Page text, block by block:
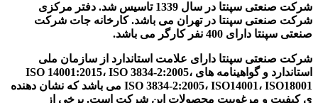
شرکت صنعتی سپنتا در سال 1339 تاسیس شد. دفتر مرکزی
شرکت صنعتی سپنتا در تهران می باشد. کارخانه جات شرکت
صنعتی سپنتا دارای 400 نفر کارگر می باشد.
شرکت صنعتی سپنتا دارای علامت استاندارد از سازمان ملی
استاندارد و گواهینامه های ISO 14001:2015، ISO 3834-2:2005،
ISO 3834-2:2005، ISO14001، ISO18001 می باشد که نشان دهنده
ی کیفیت و مرغوبیت محصولات این شرکت است. برخی از